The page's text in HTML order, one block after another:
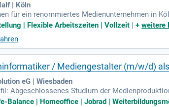
| Köln
für ein renommiertes Medienunternehmen in
Sie von kostenfreien Bewerbungsservices, da
verbinden Leidenschaft mit umfassendem
während wir Wert auf menschliches
Bewerben Sie sich jetzt und
| Flexible Arbeitszeiten | Vollzeit |+weitere
/ Mediengestalter (m/w/d)
eG | Wiesbaden
Abgeschlossenes Studium der
Zusatzqualifikationen; Mehrjährige
Balance | Homeoffice | Jobrad |